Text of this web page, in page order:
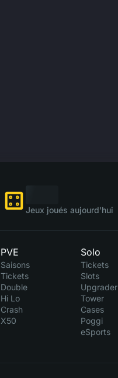
Jeux joués aujourd'hui
PVE
Saisons
Tickets
Double
Hi Lo
Crash
X50
Solo
Tickets
Slots
Upgrader
Tower
Cases
Poggi
eSports